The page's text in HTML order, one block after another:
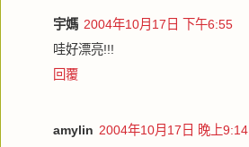
宇媽 2004年10月17日 下午6:55
哇好漂亮!!!
回覆
amylin 2004年10月17日 晚上9:14